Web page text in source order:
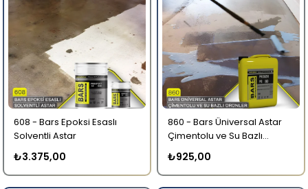
608 - Bars Epoksi Esaslı
Solventli Astar
₺3.375,00
860 - Bars Üniversal Astar
Çimentolu ve Su Bazlı
Ürünler için Genel Astar
₺925,00